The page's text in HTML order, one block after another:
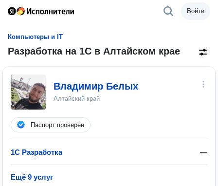
Войти
Компьютеры и IT
Разработка на 1C в Алтайском крае
Владимир Белых
Алтайский край
Паспорт проверен
1С Разработка —
Ещё 9 услуг